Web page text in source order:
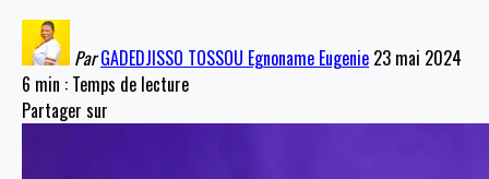
Par GADEDJISSO TOSSOU Egnoname Eugenie 23 mai 2024
6 min : Temps de lecture
Partager sur